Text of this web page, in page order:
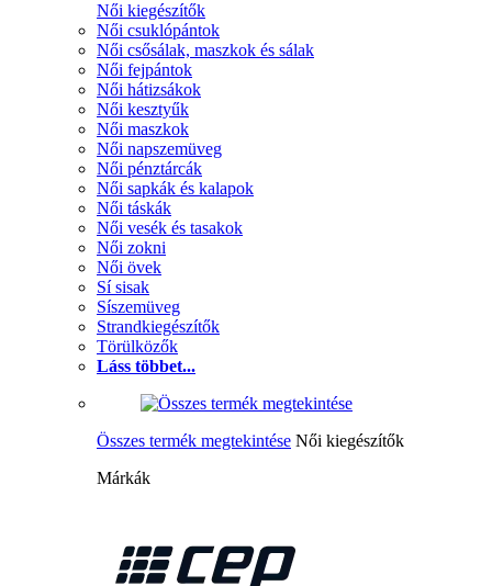
Női kiegészítők
Női csuklópántok
Női csősálak, maszkok és sálak
Női fejpántok
Női hátizsákok
Női kesztyűk
Női maszkok
Női napszemüveg
Női pénztárcák
Női sapkák és kalapok
Női táskák
Női vesék és tasakok
Női zokni
Női övek
Sí sisak
Síszemüveg
Strandkiegészítők
Törülközők
Láss többet...
Összes termék megtekintése Női kiegészítők
Márkák